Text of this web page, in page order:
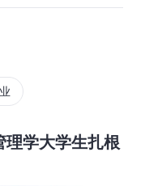
理学大学生扎根